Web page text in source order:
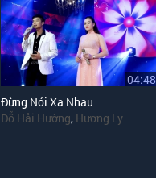
04:48
Đừng Nói Xa Nhau
Đỗ Hải Hường, Hương Ly